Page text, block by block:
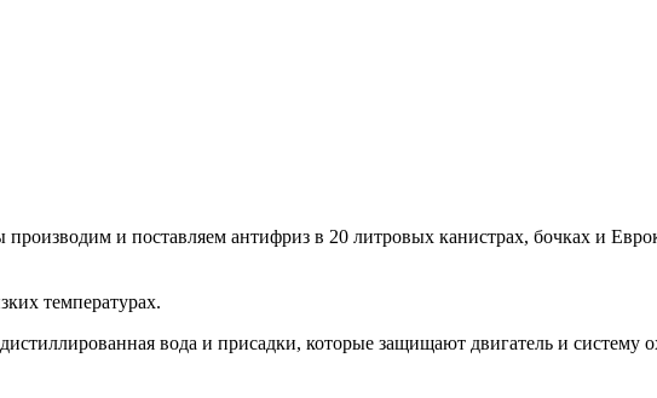
и поставляем антифриз в 20 литровых канистрах, бочках и
температурах.
вода и присадки, которые защищают двигатель и систему